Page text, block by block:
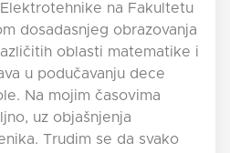
na Fakultetu
dosadasnjeg obrazovanja
oblasti matematike i
u podučavanju dece
Na mojim časovima
uz objašnjenja
Trudim se da svako